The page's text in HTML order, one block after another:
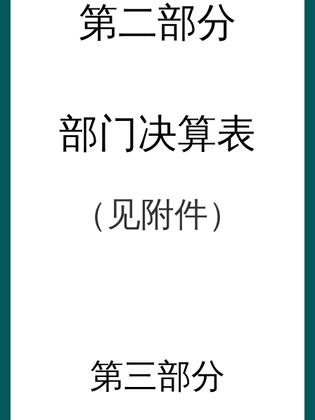
第二部分
部门决算表
（见附件）
第三部分